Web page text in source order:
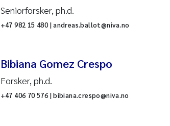
Seniorforsker, ph.d.
+47 982 15 480 | andreas.ballot@niva.no
Bibiana Gomez Crespo
Forsker, ph.d.
+47 406 70 576 | bibiana.crespo@niva.no